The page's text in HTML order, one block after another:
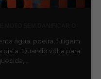
água, poeira, fuligem,
pista. Quando volta para